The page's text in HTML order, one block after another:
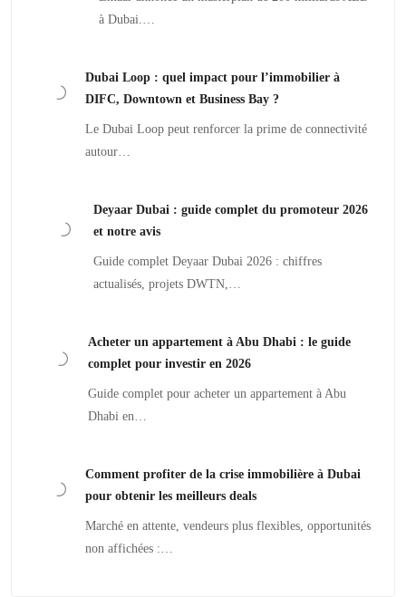
à Dubai.…
Dubai Loop : quel impact pour l’immobilier à
DIFC, Downtown et Business Bay ?
Le Dubai Loop peut renforcer la prime de connectivité
autour…
Deyaar Dubai : guide complet du promoteur 2026
et notre avis
Guide complet Deyaar Dubai 2026 : chiffres
actualisés, projets DWTN,…
Acheter un appartement à Abu Dhabi : le guide
complet pour investir en 2026
Guide complet pour acheter un appartement à Abu
Dhabi en…
Comment profiter de la crise immobilière à Dubai
pour obtenir les meilleurs deals
Marché en attente, vendeurs plus flexibles, opportunités
non affichées :…